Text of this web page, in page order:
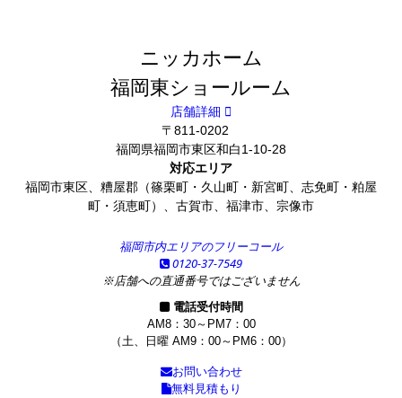
ニッカホーム
福岡東ショールーム
店舗詳細
〒811-0202
福岡県福岡市東区和白1-10-28
対応エリア
福岡市東区、糟屋郡（篠栗町・久山町・新宮町、志免町・粕屋
町・須恵町）、古賀市、福津市、宗像市
福岡市内エリアのフリーコール
0120-37-7549
※店舗への直通番号ではございません
電話受付時間
AM8：30～PM7：00
（土、日曜 AM9：00～PM6：00）
お問い合わせ
無料見積もり